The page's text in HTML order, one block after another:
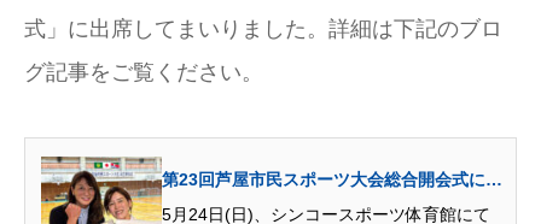
式」に出席してまいりました。詳細は下記のブロ
グ記事をご覧ください。
第23回芦屋市民スポーツ大会総合開会式に出
席しました
5月24日(日)、シンコースポーツ体育館にて